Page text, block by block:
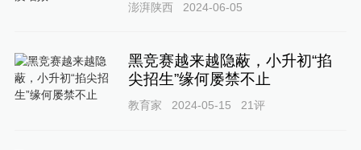
澎湃陕西 2024-06-05
黑竞赛越来越隐蔽，小升初“掐
尖招生”缘何屡禁不止
教育家 2024-05-15 21评